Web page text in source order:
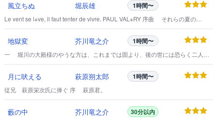
風立ちぬ 堀辰雄 1時間〜
Le vent se l※ve, il faut tenter de vivre. PAUL VAL※RY 序曲 それらの夏の
いると、私はいつもその傍らの一本の白樺の木蔭に身を横たえていたものだっ
た。
地獄変 芥川竜之介 1時間〜
一 堀川の大殿様のやうな方は、これまでは固より、後の世には恐らく二人と
月に吠える 萩原朔太郎 1時間〜
従兄 萩原栄次氏に捧ぐ 序 萩原君。
藪の中 芥川竜之介 30分以内